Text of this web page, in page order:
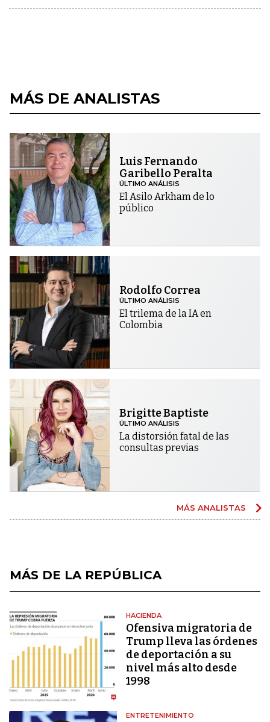
MÁS DE ANALISTAS
Luis Fernando
Garibello Peralta
ÚLTIMO ANÁLISIS
El Asilo Arkham de lo
público
Rodolfo Correa
ÚLTIMO ANÁLISIS
El trilema de la IA en
Colombia
Brigitte Baptiste
ÚLTIMO ANÁLISIS
La distorsión fatal de las
consultas previas
MÁS ANALISTAS
MÁS DE LA REPÚBLICA
HACIENDA
Ofensiva migratoria de
Trump lleva las órdenes
de deportación a su
nivel más alto desde
1998
ENTRETENIMIENTO